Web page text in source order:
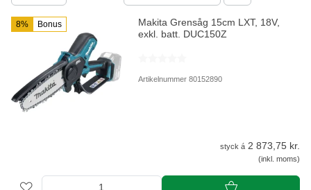
8% Bonus
Makita Grensåg 15cm LXT, 18V,
exkl. batt. DUC150Z
Artikelnummer 80152890
styck á 2 873,75 kr.
(inkl. moms)